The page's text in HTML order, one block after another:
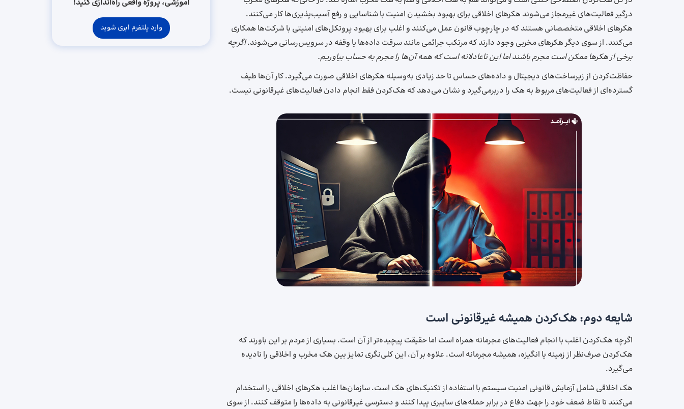
درگیر فعالیت‌های غیرمجاز می‌شوند هکرهای اخلاقی برای بهبود بخشیدن امنیت با شناسایی و رفع آسیب‌پذیری‌ها کار می‌کنند.
هکرهای اخلاقی متخصصانی هستند که در چارچوب قانون عمل می‌کنند و اغلب برای بهبود پروتکل‌های امنیتی با شرکت‌ها همکاری
می‌کنند. از سوی دیگر هکرهای مخربی وجود دارند که مرتکب جرائمی مانند سرقت داده‌ها یا وقفه در سرویس‌رسانی می‌شوند.اگرچه
برخی از هکرها ممکن است مجرم باشند اما این ناعادلانه است که همه آن‌‌ها را مجرم به حساب بیاوریم.
حفاظت‌کردن از زیرساخت‌های دیجیتال و داده‌های حساس تا حد زیادی به‌وسیله هکرهای اخلاقی صورت می‌گیرد. کار آن‌ها طیف
گسترده‌ای از فعالیت‌های مربوط به هک را دربرمی‌گیرد و نشان می‌دهد که هک‌کردن فقط انجام دادن فعالیت‌های غیرقانونی نیست.
شایعه دوم: هک‌کردن همیشه غیرقانونی است
اگرچه هک‌کردن اغلب با انجام فعالیت‌های مجرمانه همراه است اما حقیقت پیچیده‌تر از آن است. بسیاری از مردم بر این باورند که
هک‌کردن صرف‌نظر از زمینه یا انگیزه، همیشه مجرمانه است. علاوه بر آن، این کلی‌نگری تمایز بین هک مخرب و اخلاقی را نادیده
می‌گیرد.
هک اخلاقی شامل آزمایش قانونی امنیت سیستم با استفاده از تکنیک‌های هک است. سازمان‌ها اغلب هکرهای اخلاقی را استخدام
می‌کنند تا نقاط ضعف خود را جهت دفاع در برابر حمله‌های سایبری پیدا کنند و دسترسی غیرقانونی به داده‌ها را متوقف کنند. از سوی
آموزشی، پروژه واقعی راه‌اندازی کنید!
وارد پلتفرم ابری شوید